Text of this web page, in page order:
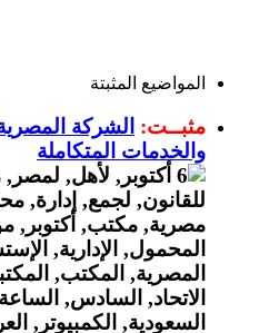
المواضيع المثبتة
مثبــت: الشركة
والخدمات المتكاملة